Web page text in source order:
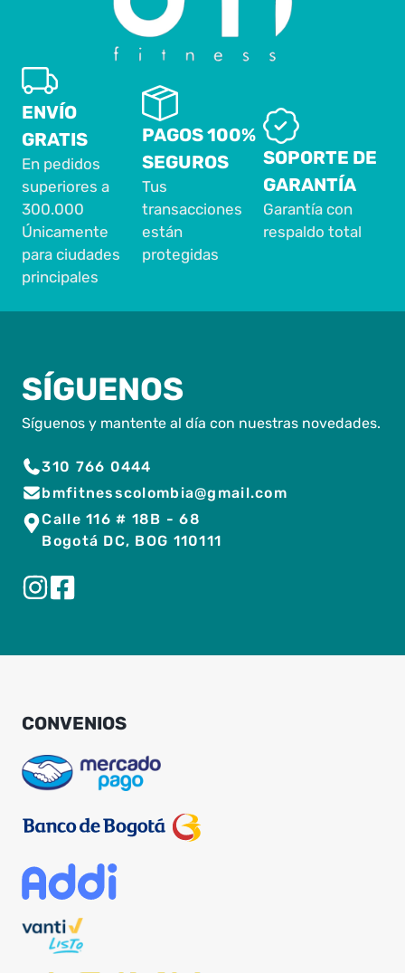
ENVÍO
GRATIS
En pedidos
superiores a
300.000
Únicamente
para ciudades
principales
PAGOS 100%
SEGUROS
Tus
transacciones
están
protegidas
SOPORTE DE
GARANTÍA
Garantía con
respaldo total
SÍGUENOS
Síguenos y mantente al día con nuestras novedades.
310 766 0444
bmfitnesscolombia@gmail.com
Calle 116 # 18B - 68
Bogotá DC, BOG 110111
CONVENIOS